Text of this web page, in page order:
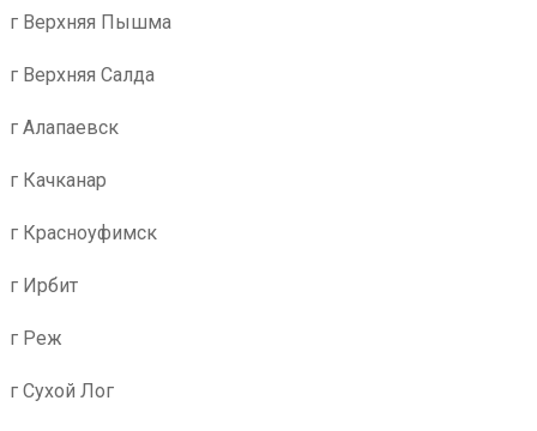
г Верхняя Пышма
г Верхняя Салда
г Алапаевск
г Качканар
г Красноуфимск
г Ирбит
г Реж
г Сухой Лог